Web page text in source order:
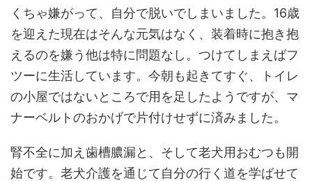
くちゃ嫌がって、自分で脱いでしまいました。16歳
を迎えた現在はそんな元気はなく、装着時に抱き抱
えるのを嫌う他は特に問題なし。つけてしまえばフ
ツーに生活しています。今朝も起きてすぐ、トイレ
の小屋ではないところで用を足したようですが、マ
ナーベルトのおかげで片付けせずに済みました。
腎不全に加え歯槽膿漏と、そして老犬用おむつも開
始です。老犬介護を通じて自分の行く道を学ばせて